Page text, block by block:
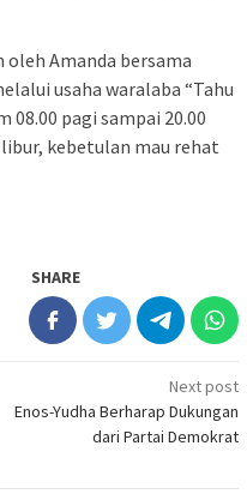
Amanda bersama
usaha waralaba “Tahu
08.00 pagi sampai 20.00
kebetulan mau rehat
SHARE
Next post
Enos-Yudha Berharap Dukungan
dari Partai Demokrat